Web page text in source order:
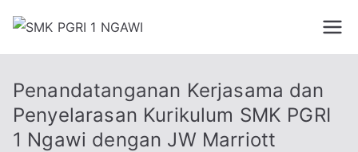
SMK PGRI 1
NGAWI
STUDY HARD WORK SMART
Penandatanganan Kerjasama dan
Penyelarasan Kurikulum SMK PGRI
1 Ngawi dengan JW Marriott